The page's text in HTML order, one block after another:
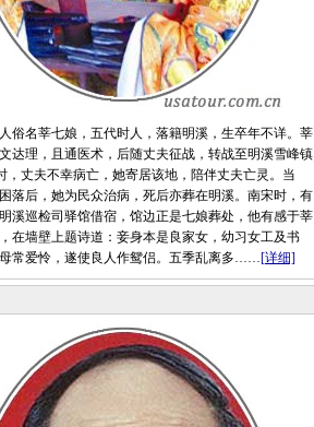
名莘七娘，五代时人，落籍明溪，生卒年不详。莘
达理，且通医术，后随丈夫征战，转战至明溪雪峰镇
，丈夫不幸病亡，她寄居该地，陪伴丈夫亡灵。当
落后，她为民众治病，死后亦葬在明溪。南宋时，有
溪巡检司驿馆借宿，馆边正是七娘葬处，他有感于莘
在墙壁上题诗道：妾身本是良家女，幼习女工及书
常爱怜，遂使良人作鸳侣。五季乱离多……[详细]